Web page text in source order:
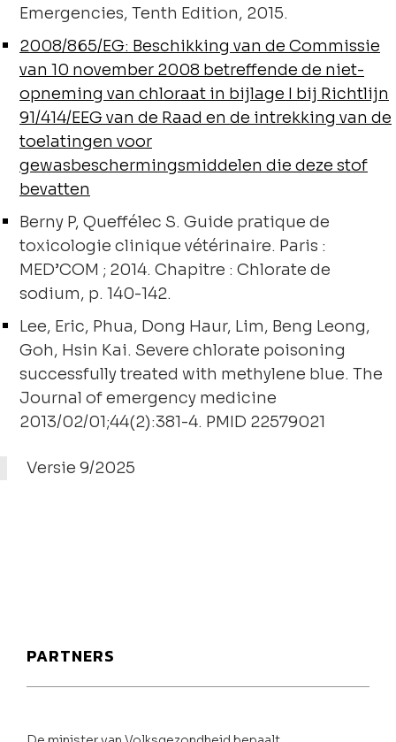
Emergencies, Tenth Edition, 2015.
2008/865/EG: Beschikking van de Commissie
van 10 november 2008 betreffende de niet-
opneming van chloraat in bijlage I bij Richtlijn
91/414/EEG van de Raad en de intrekking van de
toelatingen voor
gewasbeschermingsmiddelen die deze stof
bevatten
Berny P, Queffélec S. Guide pratique de
toxicologie clinique vétérinaire. Paris :
MED’COM ; 2014. Chapitre : Chlorate de
sodium, p. 140-142.
Lee, Eric, Phua, Dong Haur, Lim, Beng Leong,
Goh, Hsin Kai. Severe chlorate poisoning
successfully treated with methylene blue. The
Journal of emergency medicine
2013/02/01;44(2):381-4. PMID 22579021
Versie 9/2025
PARTNERS